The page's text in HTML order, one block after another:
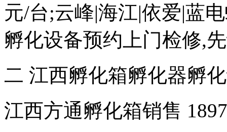
元/台;云峰|海江|依爱|蓝
孵化设备预约上门检修,
二 江西孵化箱孵化器孵
江西方通孵化箱销售